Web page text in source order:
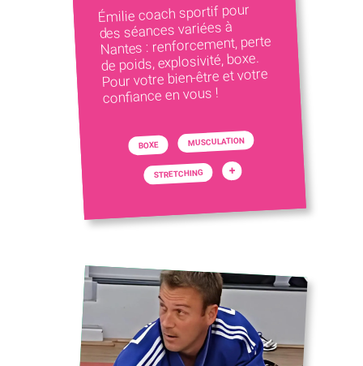
Émilie coach sportif pour
des séances variées à
Nantes : renforcement, perte
de poids, explosivité, boxe.
Pour votre bien-être et votre
confiance en vous !
BOXE MUSCULATION
STRETCHING +